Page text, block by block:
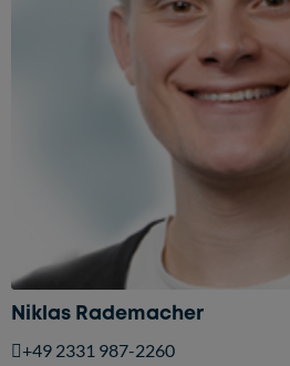
Niklas Rademacher
+49 2331 987-2260